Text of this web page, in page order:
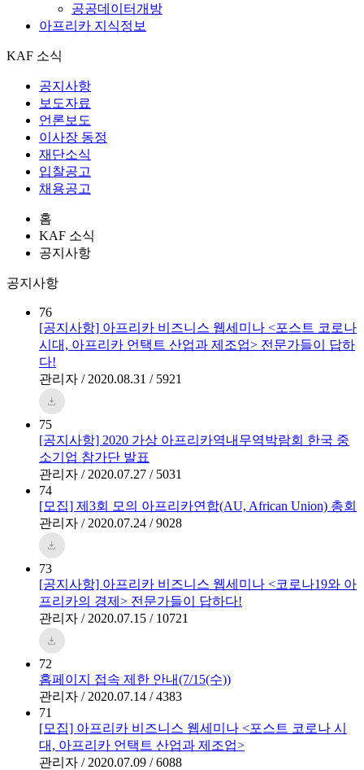
공공데이터개방
아프리카 지식정보
KAF 소식
공지사항
보도자료
언론보도
이사장 동정
재단소식
입찰공고
채용공고
홈
KAF 소식
공지사항
공지사항
76
[공지사항] 아프리카 비즈니스 웹세미나 <포스트 코로나
시대, 아프리카 언택트 산업과 제조업> 전문가들이 답하
다!
관리자 / 2020.08.31 / 5921
75
[공지사항] 2020 가상 아프리카역내무역박람회 한국 중
소기업 참가단 발표
관리자 / 2020.07.27 / 5031
74
[모집] 제3회 모의 아프리카연합(AU, African Union) 총회
관리자 / 2020.07.24 / 9028
73
[공지사항] 아프리카 비즈니스 웹세미나 <코로나19와 아
프리카의 경제> 전문가들이 답하다!
관리자 / 2020.07.15 / 10721
72
홈페이지 접속 제한 안내(7/15(수))
관리자 / 2020.07.14 / 4383
71
[모집] 아프리카 비즈니스 웹세미나 <포스트 코로나 시
대, 아프리카 언택트 산업과 제조업>
관리자 / 2020.07.09 / 6088